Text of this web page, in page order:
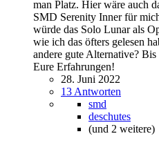
man Platz. Hier wäre auch
SMD Serenity Inner für
würde das Solo Lunar als
wie ich das öfters gelesen
andere gute Alternative?
Eure Erfahrungen!
28. Juni 2022
13 Antworten
smd
deschutes
(und 2 weitere)